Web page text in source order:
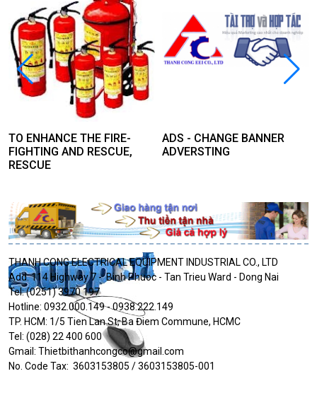
TO ENHANCE THE FIRE-
FIGHTING AND RESCUE,
RESCUE
ADS - CHANGE BANNER
ADVERSTING
THANH CONG ELECTRICAL EQUIPMENT INDUSTRIAL CO., LTD
Add: 114 Highway 7 - Binh Phuoc - Tan Trieu Ward - Dong Nai
Tel: (0251) 3970 197
Hotline: 0932.000.149 - 0938.222.149
TP. HCM: 1/5 Tien Lan St, Ba Điem Commune, HCMC
Tel: (028) 22 400 600
Gmail: Thietbithanhcongco@gmail.com
No. Code Tax: 3603153805 / 3603153805-001